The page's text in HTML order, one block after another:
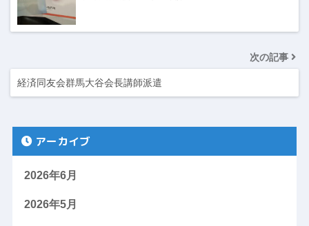
次の記事
経済同友会群馬大谷会長講師派遣
アーカイブ
2026年6月
2026年5月